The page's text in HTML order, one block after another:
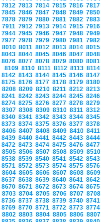
7812 7813 7814 7815 7816 7817
7845 7846 7847 7848 7849 7850
7878 7879 7880 7881 7882 7883
7911 7912 7913 7914 7915 7916
7944 7945 7946 7947 7948 7949
7977 7978 7979 7980 7981 7982
8010 8011 8012 8013 8014 8015
8043 8044 8045 8046 8047 8048
8076 8077 8078 8079 8080 8081
8109 8110 8111 8112 8113 8114
8142 8143 8144 8145 8146 8147
8175 8176 8177 8178 8179 8180
8208 8209 8210 8211 8212 8213
8241 8242 8243 8244 8245 8246
8274 8275 8276 8277 8278 8279
8307 8308 8309 8310 8311 8312
8340 8341 8342 8343 8344 8345
8373 8374 8375 8376 8377 8378
8406 8407 8408 8409 8410 8411
8439 8440 8441 8442 8443 8444
8472 8473 8474 8475 8476 8477
8505 8506 8507 8508 8509 8510
8538 8539 8540 8541 8542 8543
8571 8572 8573 8574 8575 8576
8604 8605 8606 8607 8608 8609
8637 8638 8639 8640 8641 8642
8670 8671 8672 8673 8674 8675
8703 8704 8705 8706 8707 8708
8736 8737 8738 8739 8740 8741
8769 8770 8771 8772 8773 8774
8802 8803 8804 8805 8806 8807